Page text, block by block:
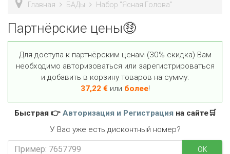
Главная БАДы Набор "Ясная Голова"
Партнёрские цены🤑
Для доступа к партнёрским ценам (30% скидка) Вам
необходимо авторизоваться или зарегистрироваться
и добавить в корзину товаров на сумму:
37,22€или более!
Быстрая 👉 Авторизация и Регистрацияна сайте🛒
У Вас уже есть дисконтный номер?
OK